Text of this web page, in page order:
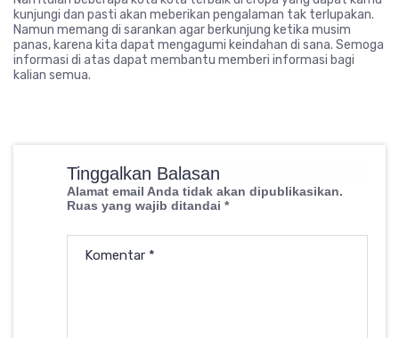
kunjungi dan pasti akan meberikan pengalaman tak terlupakan.
Namun memang di sarankan agar berkunjung ketika musim
panas, karena kita dapat mengagumi keindahan di sana. Semoga
informasi di atas dapat membantu memberi informasi bagi
kalian semua.
Tinggalkan Balasan
Alamat email Anda tidak akan dipublikasikan.
Ruas yang wajib ditandai *
Komentar *